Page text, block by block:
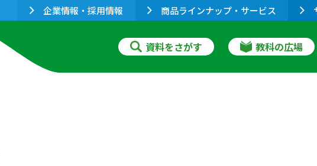
企業情報・採用情報 商品ラインナップ・サービス
資料をさがす 教科の広場